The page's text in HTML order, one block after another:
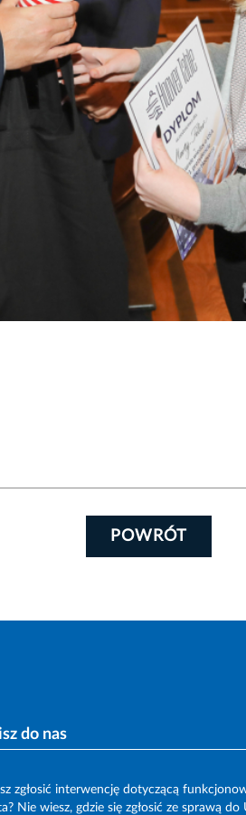
POWRÓT
do nas
zgłosić interwencję dotyczącą
Nie wiesz, gdzie się zgłosić ze sprawą do